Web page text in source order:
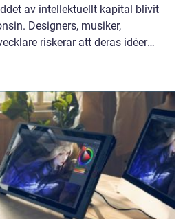
av intellektuellt kapital blivit
Designers, musiker,
riskerar att deras idéer